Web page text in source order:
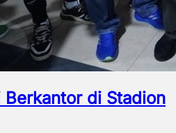
Berkantor di Stadion